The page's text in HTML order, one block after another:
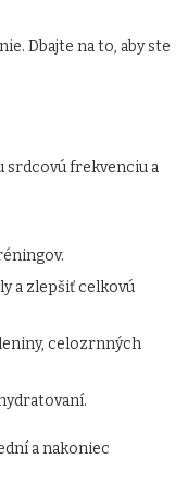
Dbajte na to, aby ste
srdcovú frekvenciu a
a zlepšiť celkovú
celozrnných
a nakoniec